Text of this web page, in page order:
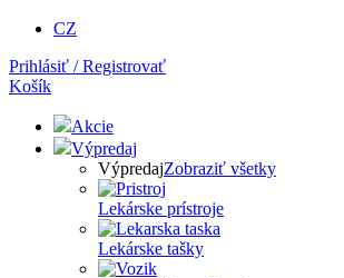
CZ
Prihlásiť / Registrovať
Košík
Akcie
Výpredaj
VýpredajZobraziť všetky
Lekárske prístroje
Lekárske tašky